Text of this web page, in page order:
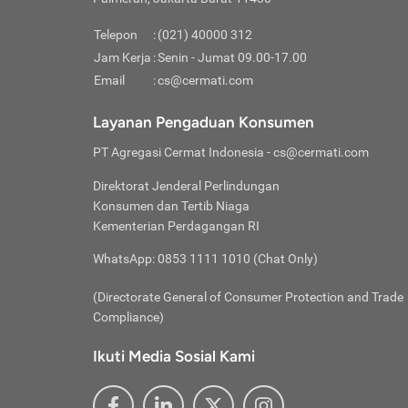
rendah
Jika
Kredit
Telepon :(021) 40000 312
Jam Kerja :Senin - Jumat 09.00-17.00
Email
:cs@cermati.com
Layanan Pengaduan Konsumen
PT Agregasi Cermat Indonesia - cs@cermati.com
Direktorat Jenderal Perlindungan
Konsumen dan Tertib Niaga
Kementerian Perdagangan RI
WhatsApp: 0853 1111 1010 (Chat Only)
(Directorate General of Consumer Protection and Trade
Compliance)
Ikuti Media Sosial Kami